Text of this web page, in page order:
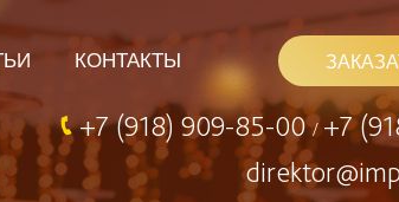
КОНТАКТЫ
+7 (918) 909-85-00/ +7